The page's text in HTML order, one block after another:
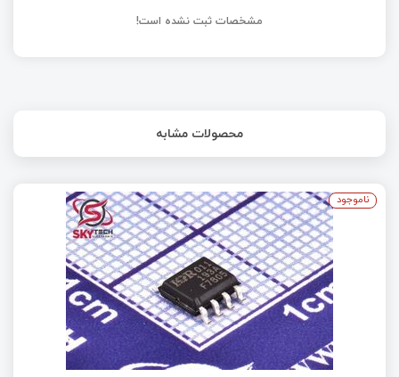
مشخصات ثبت نشده است!
محصولات مشابه
ناموجود